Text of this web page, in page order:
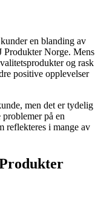
en blanding av
Produkter Norge. Mens
og rask
positive opplevelser
men det er tydelig
problemer på en
reflekteres i mange av